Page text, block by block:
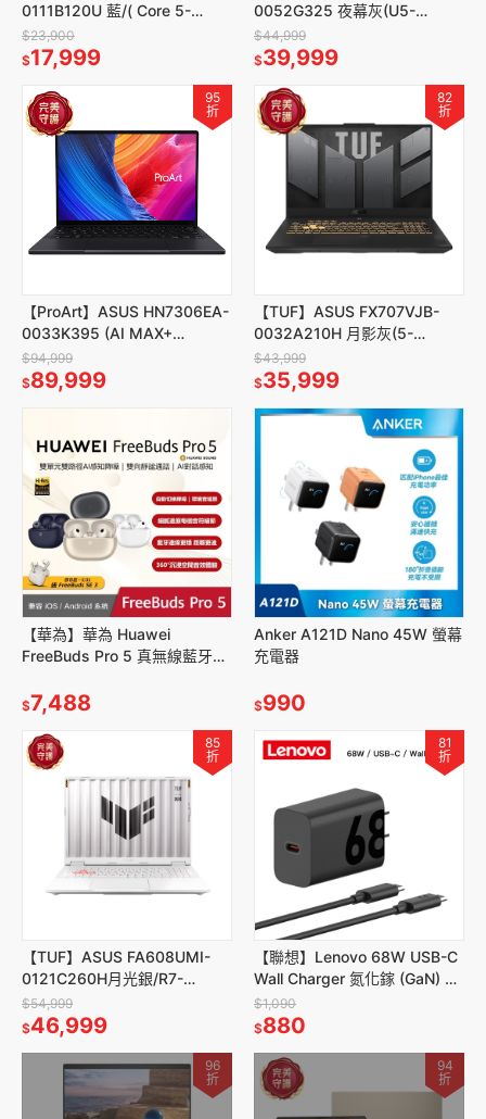
0111B120U 藍/( Core 5-
120U/14/8GB/512G/W11)
$23,900
$17,999
0052G325 夜幕灰(U5-
325/16/16G/512G/W11)
$44,999
$39,999
95
折
【ProArt】ASUS HN7306EA-
0033K395 (AI MAX+
395/32G/1TB/W11)
$94,999
$89,999
82
折
【TUF】ASUS FX707VJB-
0032A210H 月影灰(5-
210H/16G/512G/W11/3050)
$43,999
$35,999
【華為】華為 Huawei
FreeBuds Pro 5 真無線藍牙降
$7,488
Anker A121D Nano 45W 螢幕
充電器
$990
85
折
【TUF】ASUS FA608UMI-
0121C260H月光銀/R7-
260/16/16G/51＼
2G/5060@8G)
$54,999
$46,999
81
折
【聯想】Lenovo 68W USB-C
Wall Charger 氮化鎵 (GaN) 快
充組
$1,090
$880
96
折
94
折